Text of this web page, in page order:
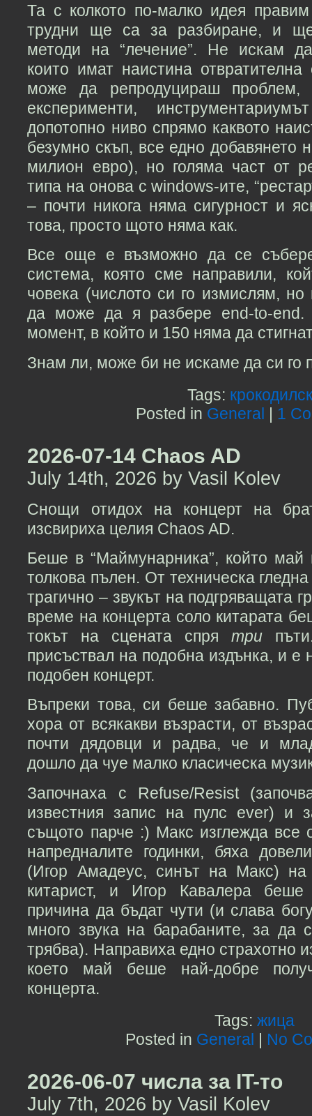
Та с колкото по-малко идея
трудни ще са за разбиране, и
методи на “лечение”. Не искам
които имат наистина
може да репродуцираш
експерименти,
допотопно ниво спрямо каквото
безумно скъп, все едно добавянето
милион евро), но голяма част от
типа на онова с windows-ите,
– почти никога няма сигурност и
това, просто щото няма как.
Все още е възможно да се
система, която сме направили,
човека (числото си го измислям,
да може да я разбере end-to-
момент, в който и 150 няма да
Знам ли, може би не искаме да си го
Tags:
Posted in General 1
2026-07-14 Chaos AD
July 14th, 2026 by Vasil Kolev
Снощи отидох на концерт на
изсвириха целия Chaos AD.
Беше в “Маймунарника”, който май
толкова пълен. От техническа
трагично – звукът на подгряващата
време на концерта соло китарата
токът на сцената спря три
присъствал на подобна издънка, и е
подобен концерт.
Въпреки това, си беше забавно.
хора от всякакви възрасти, от
почти дядовци и радва, че и
дошло да чуе малко класическа
Започнаха с Refuse/Resist
известния запис на пулс ever) и
същото парче :) Макс изглежда все
напредналите годинки, бяха
(Игор Амадеус, синът на Макс)
китарист, и Игор Кавалера
причина да бъдат чути (и слава
много звука на барабаните, за да
трябва). Направиха едно страхотно
което май беше най-добре
концерта.
Tags: жица
Posted in General | No
2026-06-07 числа за IT-то
July 7th, 2026 by Vasil Kolev